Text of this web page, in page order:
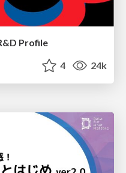
Profile
4 24k